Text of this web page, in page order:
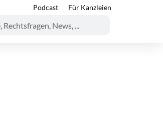
Podcast Für Kanzleien